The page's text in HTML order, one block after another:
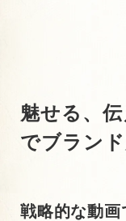
魅せる、
でブラン
戦略的な動画